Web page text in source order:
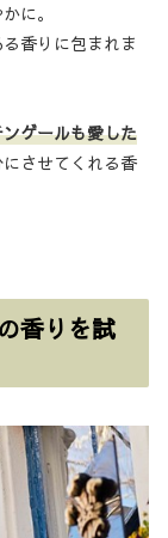
に。
香りに包まれま
ゲールも愛した
させてくれる香
香りを試